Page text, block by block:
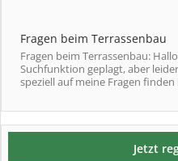
Fragen beim Terrassenbau
Fragen beim Terrassenbau:
Suchfunktion geplagt, aber
speziell auf meine Fragen finden
Jetzt